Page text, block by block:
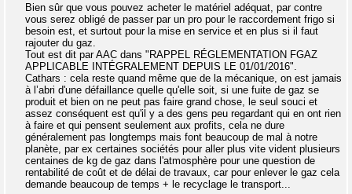
Bien sûr que vous pouvez acheter le matériel adéquat, par contre
vous serez obligé de passer par un pro pour le raccordement frigo si
besoin est, et surtout pour la mise en service et en plus si il faut
rajouter du gaz.
Tout est dit par AAC dans "RAPPEL RÉGLEMENTATION FGAZ
APPLICABLE INTÉGRALEMENT DEPUIS LE 01/01/2016".
Cathars : cela reste quand même que de la mécanique, on est jamais
à l’abri d'une défaillance quelle qu'elle soit, si une fuite de gaz se
produit et bien on ne peut pas faire grand chose, le seul souci et
assez conséquent est qu'il y a des gens peu regardant qui en ont rien
à faire et qui pensent seulement aux profits, cela ne dure
généralement pas longtemps mais font beaucoup de mal à notre
planète, par ex certaines sociétés pour aller plus vite vident plusieurs
centaines de kg de gaz dans l'atmosphère pour une question de
rentabilité de coût et de délai de travaux, car pour enlever le gaz cela
demande beaucoup de temps + le recyclage le transport...